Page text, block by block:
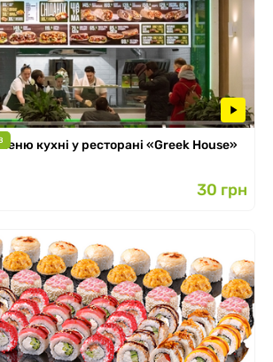
кухні у ресторані «Greek House»
30 грн